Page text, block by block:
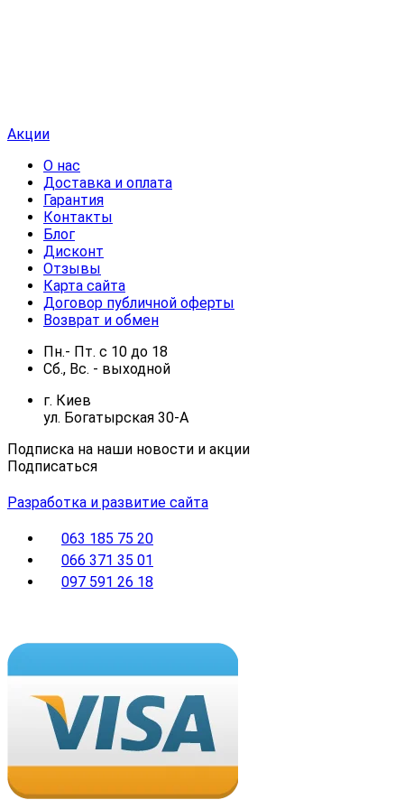
Акции
О нас
Доставка и оплата
Гарантия
Контакты
Блог
Дисконт
Отзывы
Карта сайта
Договор публичной оферты
Возврат и обмен
Пн.- Пт. с 10 до 18
Сб., Вс. - выходной
г. Киев
ул. Богатырская 30-А
Подписка на наши новости и акции
Подписаться
Разработка и развитие сайта
063 185 75 20
066 371 35 01
097 591 26 18